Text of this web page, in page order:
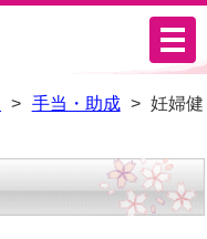
ニ
ュ
手当・助成
妊婦健